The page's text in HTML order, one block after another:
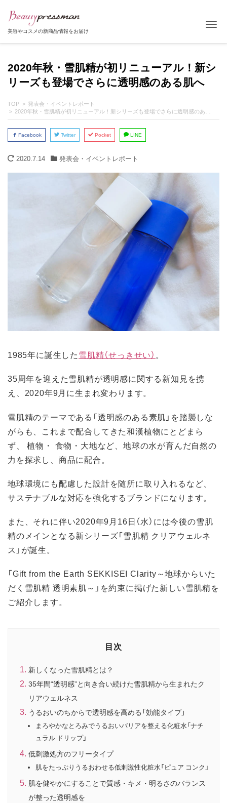
美容やコスメの新商品情報をお届け
2020年秋・雪肌精が初リニューアル！新シ
リーズも登場でさらに透明感のある肌へ
TOP
発表会・イベントレポート
2020年秋・雪肌精が初リニューアル！新シリーズも登場でさらに透明感のある肌へ
Facebook Twitter Pocket LINE
2020.7.14 発表会・イベントレポート
1985年に誕生した雪肌精（せっきせい） 。
35周年を迎えた雪肌精が透明感に関する新知見を携
え、2020年9月に生まれ変わります。
雪肌精のテーマである「透明感のある素肌」を踏襲しな
がらも、これまで配合してきた和漢植物にとどまら
ず、 植物・ 食物・大地など、地球の水が育んだ自然の
力を探求し、商品に配合。
地球環境にも配慮した設計を随所に取り入れるなど、
サステナブルな対応を強化するブランドになります。
また、それに伴い2020年9月16日（水）には今後の雪肌
精のメインとなる新シリーズ「雪肌精 クリアウェルネ
ス」が誕生。
「Gift from the Earth SEKKISEI Clarity～地球からいた
だく雪肌精 透明素肌～」を約束に掲げた新しい雪肌精を
ご紹介します。
目次
新しくなった雪肌精とは？
35年間“透明感”と向き合い続けた雪肌精から生まれたク
リアウェルネス
うるおいのちからで透明感を高める「効能タイプ」
まろやかなとろみでうるおいバリアを整える化粧水「ナチ
ュラル ドリップ」
低刺激処方のフリータイプ
肌をたっぷりうるおわせる低刺激性化粧水「ピュア コンク」
肌を健やかにすることで質感・キメ・明るさのバランス
が整った透明感を